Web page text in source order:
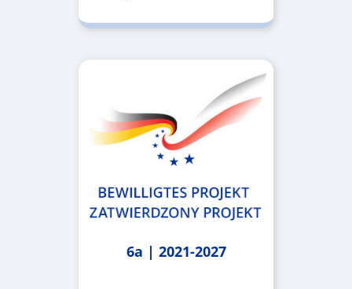
6a | 2021-2027